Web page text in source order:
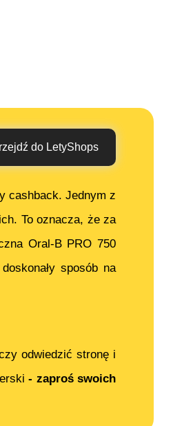
do LetyShops
cashback. Jednym z
To oznacza, że za
Oral-B PRO 750
sposób na
odwiedzić stronę i
- zaproś swoich